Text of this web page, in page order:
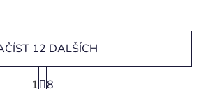
12 DALŠÍCH
S
1 8